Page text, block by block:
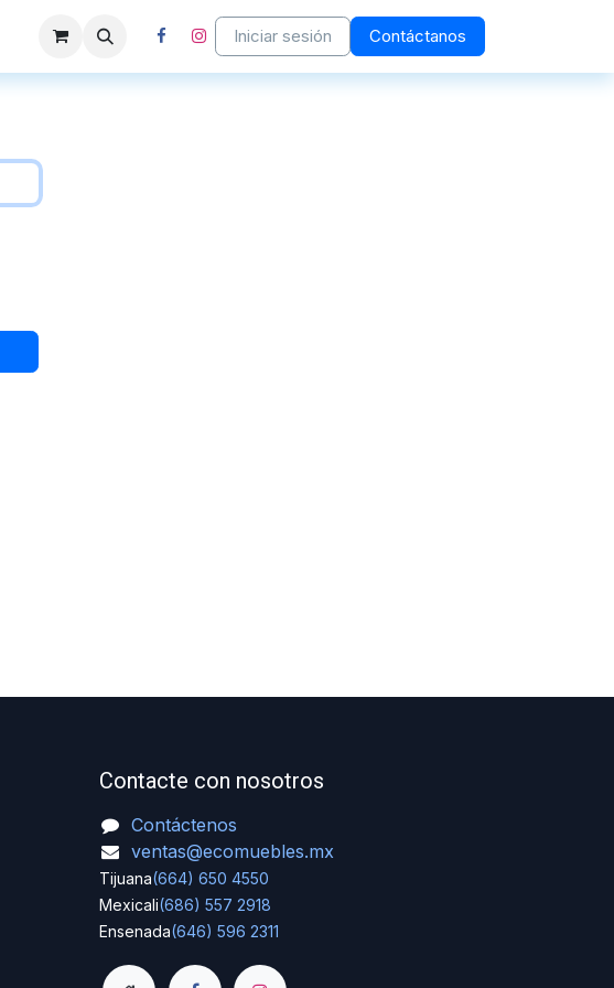
Contáctenos Ayuda Iniciar sesión Contáctanos
Contacte con nosotros
Contáctenos
ventas@ecomuebles.mx
Tijuana(664) 650 4550
Mexicali(686) 557 2918
Ensenada(646) 596 2311